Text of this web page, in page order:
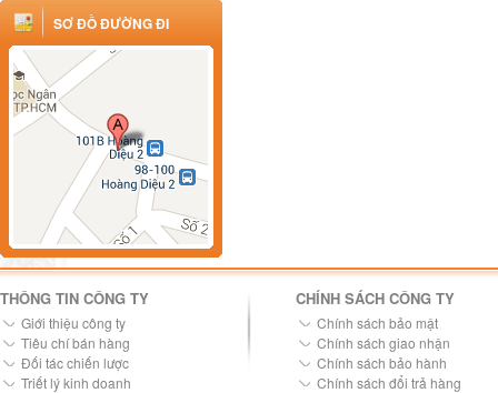
SƠ ĐỒ ĐƯỜNG ĐI
THÔNG TIN CÔNG TY
Giới thiệu công ty
Tiêu chí bán hàng
Đối tác chiến lược
Triết lý kinh doanh
CHÍNH SÁCH CÔNG TY
Chính sách bảo mật
Chính sách giao nhận
Chính sách bảo hành
Chính sách đổi trả hàng